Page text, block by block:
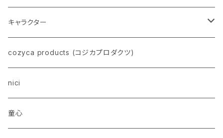
ネコ
イヌ
トイプードル
柴犬
ウザギ
パンダ
キャラクター
スヌーピー
モンチッチ
ムーミン
cozyca products (コジカプロダクツ)
nici
童心